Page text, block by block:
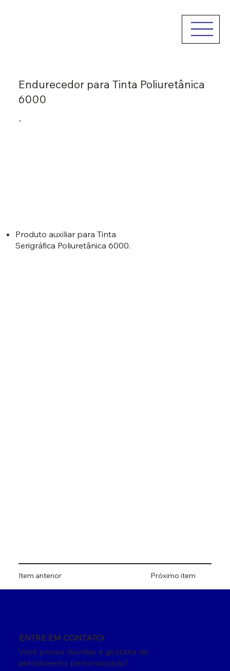
Endurecedor para Tinta Poliuretânica
6000
-
Produto auxiliar para Tinta
Serigráfica Poliuretânica 6000.
Próximo item
Item anterior
Você possui dúvidas e gostaria de
atendimento personalizado?
ENTRE EM CONTATO!